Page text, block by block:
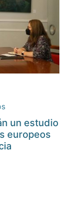
un estudio
europeos